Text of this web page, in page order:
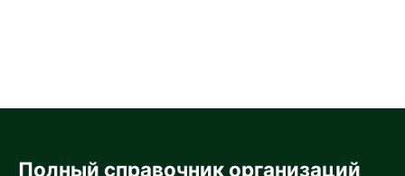
Полный справочник организаций